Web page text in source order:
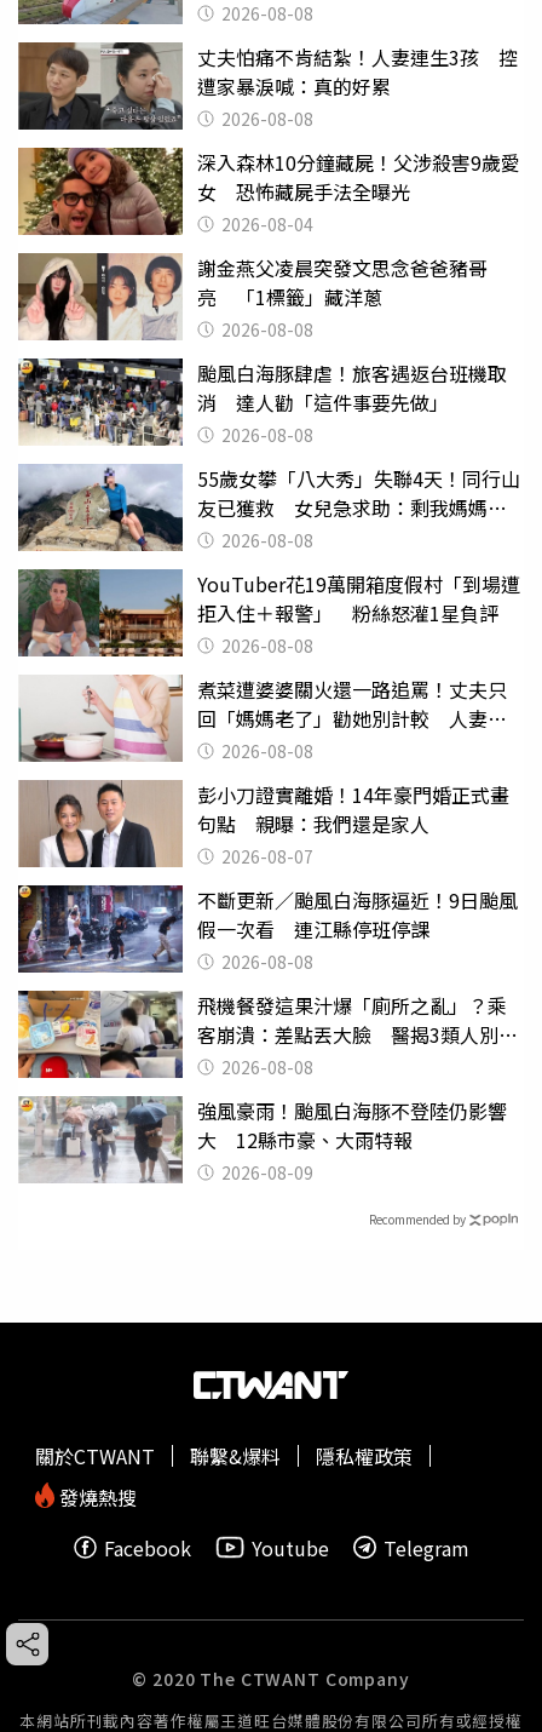
2026-08-08
丈夫怕痛不肯結紮！人妻連生3孩 控
遭家暴淚喊：真的好累
2026-08-08
深入森林10分鐘藏屍！父涉殺害9歲愛
女 恐怖藏屍手法全曝光
2026-08-04
謝金燕父凌晨突發文思念爸爸豬哥
亮 「1標籤」藏洋蔥
2026-08-08
颱風白海豚肆虐！旅客遇返台班機取
消 達人勸「這件事要先做」
2026-08-08
55歲女攀「八大秀」失聯4天！同行山
友已獲救 女兒急求助：剩我媽媽還
沒找到
2026-08-08
YouTuber花19萬開箱度假村「到場遭
拒入住＋報警」 粉絲怒灌1星負評
2026-08-08
煮菜遭婆婆關火還一路追罵！丈夫只
回「媽媽老了」勸她別計較 人妻超
崩潰：我像台傭
2026-08-08
彭小刀證實離婚！14年豪門婚正式畫
句點 親曝：我們還是家人
2026-08-07
不斷更新／颱風白海豚逼近！9日颱風
假一次看 連江縣停班停課
2026-08-08
飛機餐發這果汁爆「廁所之亂」？乘
客崩潰：差點丟大臉 醫揭3類人別亂
喝 2026-08-08
強風豪雨！颱風白海豚不登陸仍影響
大 12縣市豪、大雨特報
2026-08-09
Recommended by
關於CTWANT 聯繫&爆料
隱私權政策
發燒熱搜
Facebook
Youtube Telegram
© 2020 The CTWANT Company
本網站所刊載內容著作權屬王道旺台媒體股份有限公司所有或經授權